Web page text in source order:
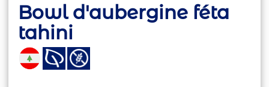
Bowl d'aubergine féta
tahini